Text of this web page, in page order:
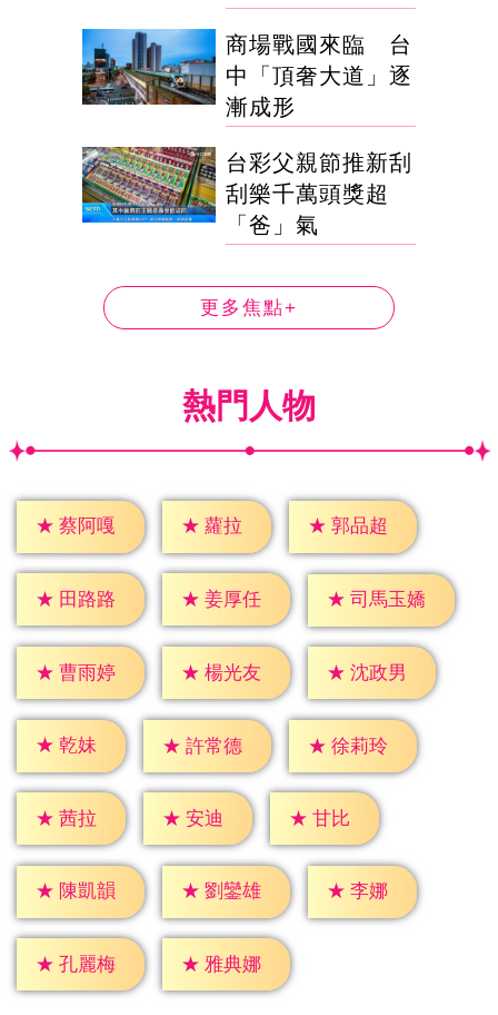
商場戰國來臨 台
中「頂奢大道」逐
漸成形
台彩父親節推新刮
刮樂千萬頭獎超
「爸」氣
更多焦點+
熱門人物
★ 蔡阿嘎 ★ 蘿拉 ★ 郭品超
★ 田路路 ★ 姜厚任 ★ 司馬玉嬌
★ 曹雨婷 ★ 楊光友 ★ 沈政男
★ 乾妹 ★ 許常德 ★ 徐莉玲
★ 茜拉 ★ 安迪 ★ 甘比
★ 陳凱韻 ★ 劉鑾雄 ★ 李娜
★ 孔麗梅 ★ 雅典娜